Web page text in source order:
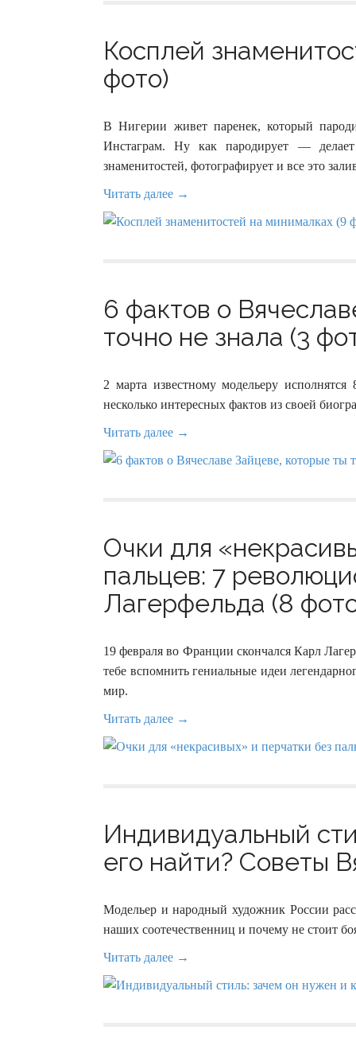
Косплей
фото)
В Нигерии живет паренек, который
Инстаграм. Ну как пародирует —
знаменитостей, фотографирует и все это
Читать далее →
6 фактов о
точно не знала (3
2 марта известному модельеру
несколько интересных фактов из своей
Читать далее →
Очки для
пальцев: 7
Лагерфельда (8
19 февраля во Франции скончался Карл
тебе вспомнить гениальные идеи
мир.
Читать далее →
Индивидуальный
его найти? Советы
Модельер и народный художник России
наших соотечественниц и почему не стоит
Читать далее →